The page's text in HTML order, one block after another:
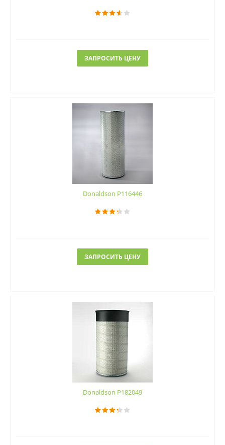
ЗАПРОСИТЬ ЦЕНУ
Donaldson P116446
ЗАПРОСИТЬ ЦЕНУ
Donaldson P182049